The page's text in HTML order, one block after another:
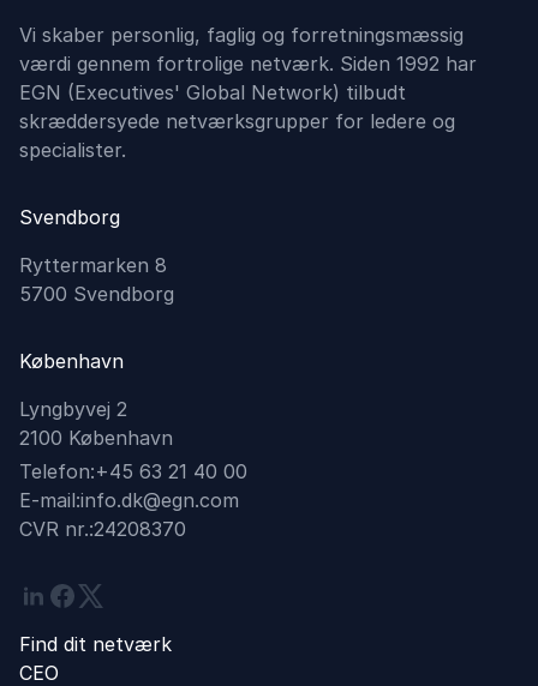
Vi skaber personlig, faglig og forretningsmæssig
værdi gennem fortrolige netværk. Siden 1992 har
EGN (Executives'​ Global Network) tilbudt
skræddersyede netværksgrupper for ledere og
specialister.
Svendborg
Ryttermarken 8
5700 Svendborg
København
Lyngbyvej 2
2100 København
Telefon:+45 63 21 40 00
E-mail:info.dk@egn.com
CVR nr.:24208370
Linkedin
Facebook
Twitter
Find dit netværk
CEO